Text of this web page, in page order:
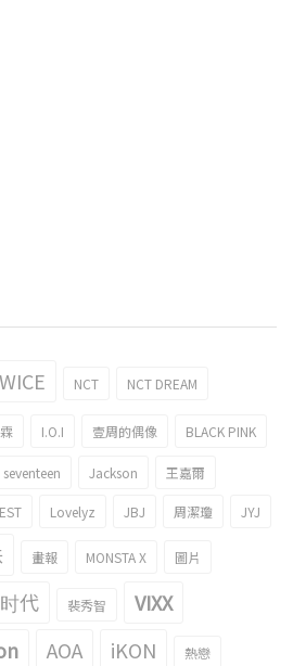
NCT NCT DREAM
I.O.I 壹周的偶像 BLACK PINK
seventeen Jackson 王嘉爾
Lovelyz JBJ 周潔瓊 JYJ
畫報 MONSTA X 圖片
代 裴秀智 VIXX
AOA iKON 熱戀